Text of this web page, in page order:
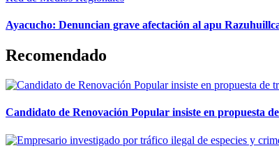
Ayacucho: Denuncian grave afectación al apu
Recomendado
Candidato de Renovación Popular insiste en propuesta